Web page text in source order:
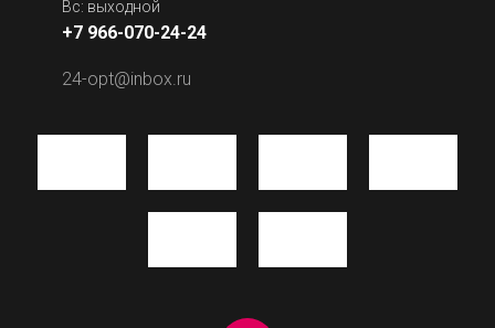
Вс: выходной
+7 966-070-24-24
24-opt@inbox.ru